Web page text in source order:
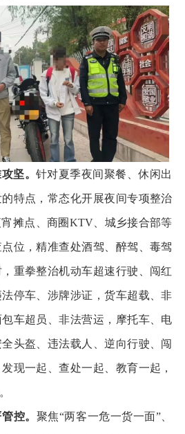
坚。 针对夏季夜间聚餐、休闲出
特点，常态化开展夜间专项整治
摊点、商圈KTV、城乡接合部等
位，精准查处酒驾、醉驾、毒驾
重拳整治机动车超速行驶、闯红
停车、涉牌涉证，货车超载、非
车超员、非法营运，摩托车、电
头盔、违法载人、逆向行驶、闯
现一起、查处一起、教育一起，
控。 聚焦“两客一危一货一面”、